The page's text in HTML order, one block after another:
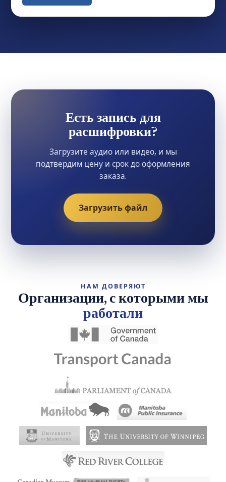
расшифровки?
Загрузите аудио или видео, и мы
подтвердим цену и срок до оформления
заказа.
Загрузить файл
Организации, с которыми мы
работали